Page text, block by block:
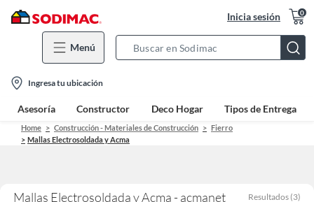
Inicia sesión 0
Menú
Bar
location-
icon
Ingresa tu ubicación
Asesoría Constructor Deco Hogar Tipos de Entrega
Home Construcción - Materiales de Construcción
Fierro
Mallas Electrosoldada y Acma
Mallas Electrosoldada y Acma - acmanet Resultados (3)